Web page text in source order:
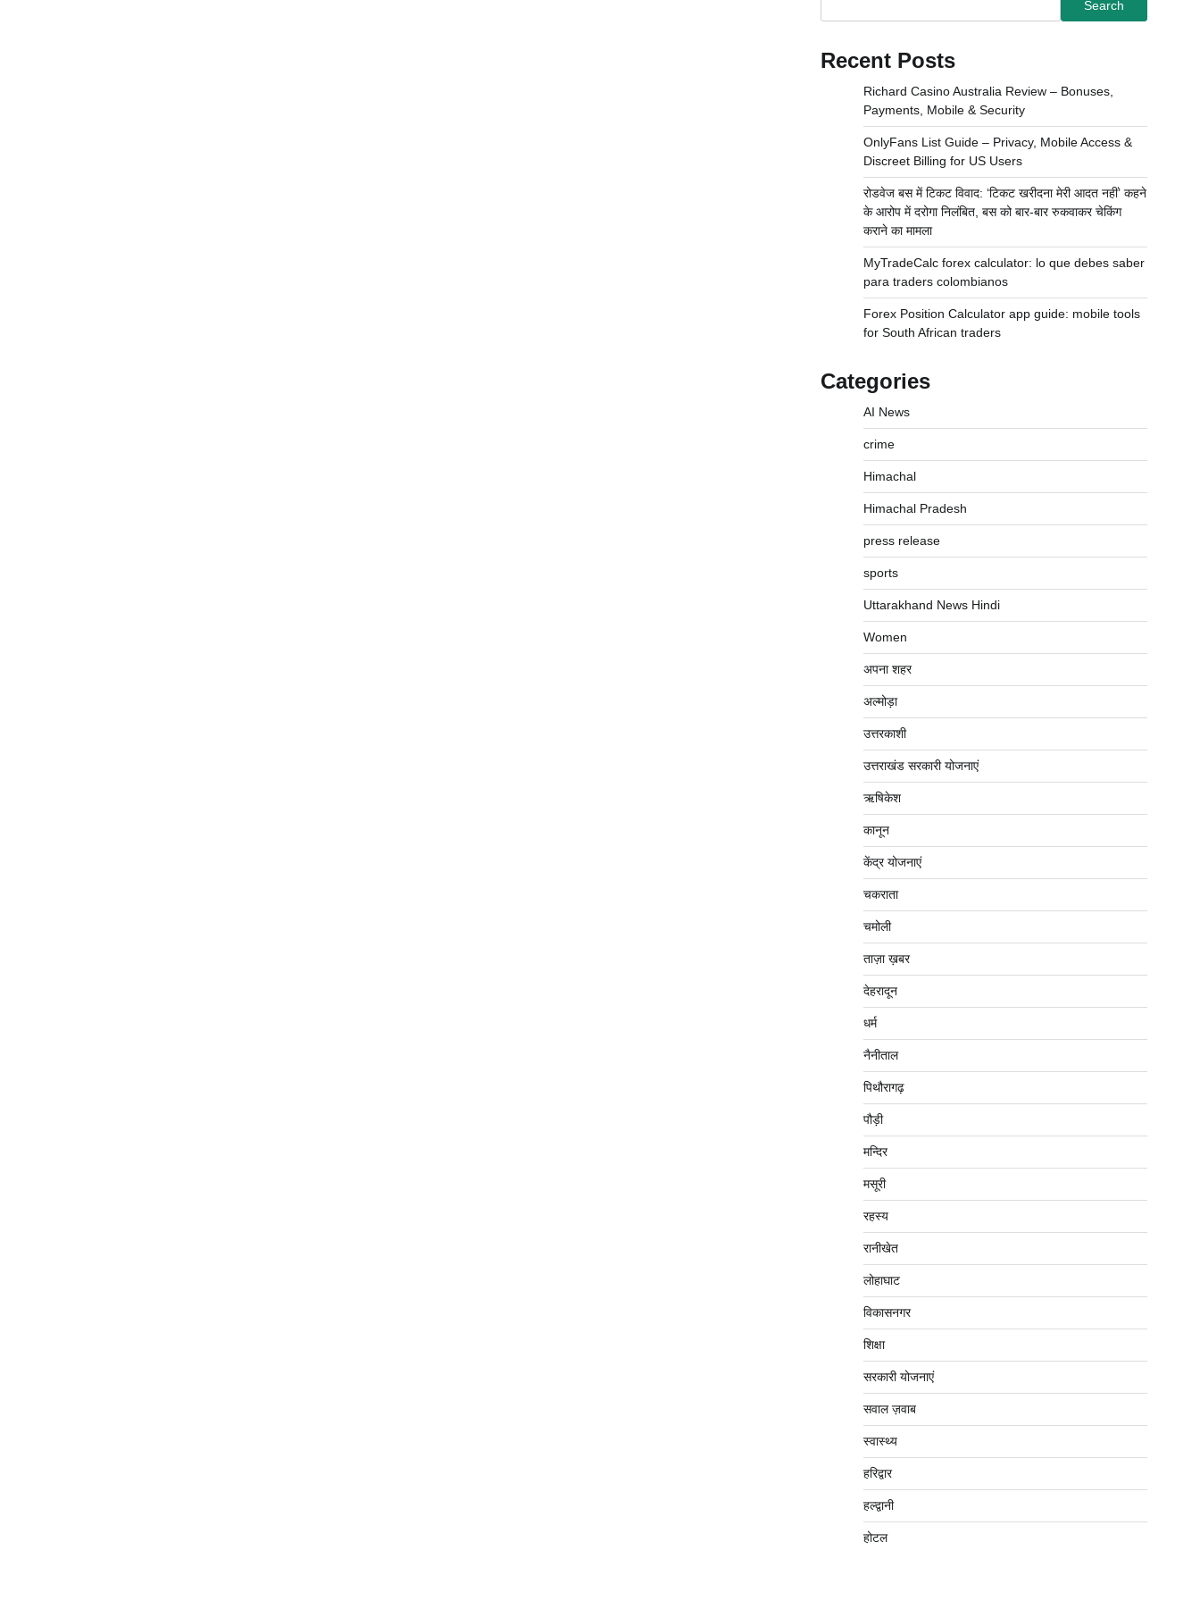
Search
Recent Posts
Richard Casino Australia Review – Bonuses,
Payments, Mobile & Security
OnlyFans List Guide – Privacy, Mobile Access &
Discreet Billing for US Users
रोडवेज बस में टिकट विवाद: ‘टिकट खरीदना मेरी आदत नहीं’ कहने
के आरोप में दरोगा निलंबित, बस को बार-बार रुकवाकर चेकिंग
कराने का मामला
MyTradeCalc forex calculator: lo que debes saber
para traders colombianos
Forex Position Calculator app guide: mobile tools
for South African traders
Categories
AI News
crime
Himachal
Himachal Pradesh
press release
sports
Uttarakhand News Hindi
Women
अपना शहर
अल्मोड़ा
उत्तरकाशी
उत्तराखंड सरकारी योजनाएं
ऋषिकेश
कानून
केंद्र योजनाएं
चकराता
चमोली
ताज़ा ख़बर
देहरादून
धर्म
नैनीताल
पिथौरागढ़
पौड़ी
मन्दिर
मसूरी
रहस्य
रानीखेत
लोहाघाट
विकासनगर
शिक्षा
सरकारी योजनाएं
सवाल ज़वाब
स्वास्थ्य
हरिद्वार
हल्द्वानी
होटल